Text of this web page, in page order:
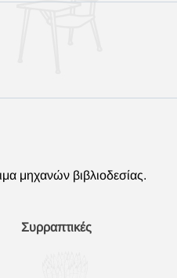
μηχανών βιβλιοδεσίας.
Συρραπτικές